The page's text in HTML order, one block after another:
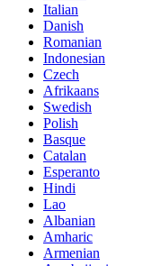
Italian
Danish
Romanian
Indonesian
Czech
Afrikaans
Swedish
Polish
Basque
Catalan
Esperanto
Hindi
Lao
Albanian
Amharic
Armenian